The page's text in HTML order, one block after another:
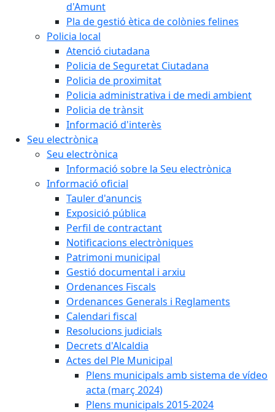
d'Amunt
Pla de gestió ètica de colònies felines
Policia local
Atenció ciutadana
Policia de Seguretat Ciutadana
Policia de proximitat
Policia administrativa i de medi ambient
Policia de trànsit
Informació d'interès
Seu electrònica
Seu electrònica
Informació sobre la Seu electrònica
Informació oficial
Tauler d'anuncis
Exposició pública
Perfil de contractant
Notificacions electròniques
Patrimoni municipal
Gestió documental i arxiu
Ordenances Fiscals
Ordenances Generals i Reglaments
Calendari fiscal
Resolucions judicials
Decrets d'Alcaldia
Actes del Ple Municipal
Plens municipals amb sistema de vídeo
acta (març 2024)
Plens municipals 2015-2024